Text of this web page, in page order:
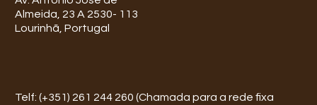
Almeida, 23 A 2530- 113
Lourinhã, Portugal
Telf: (+351) 261 244 260 (Chamada para a rede fixa